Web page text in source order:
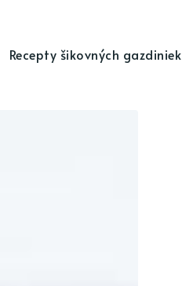
Recepty šikovných gazdiniek